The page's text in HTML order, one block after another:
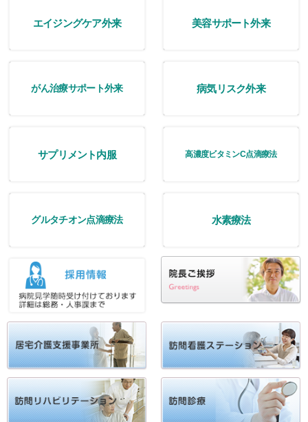
エイジングケア外来 美容サポート外来
がん治療サポート外来 病気リスク外来
サプリメント内服 高濃度ビタミンC点滴療法
グルタチオン点滴療法 水素療法